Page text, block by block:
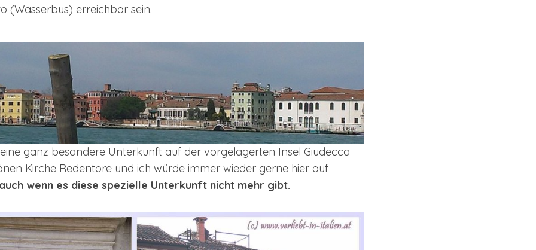
(Wasserbus) erreichbar sein.
ganz besondere Unterkunft auf der vorgelagerten Insel Giudecca
Kirche Redentore und ich würde immer wieder gerne hier auf
auch wenn es diese spezielle Unterkunft nicht mehr gibt.